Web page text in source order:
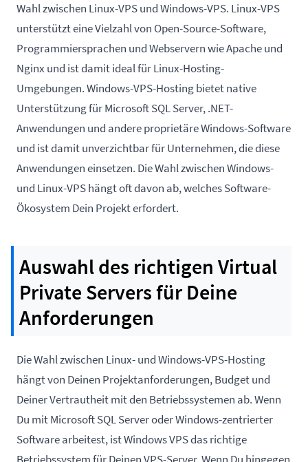
Wahl zwischen Linux-VPS und Windows-VPS. Linux-VPS
unterstützt eine Vielzahl von Open-Source-Software,
Programmiersprachen und Webservern wie Apache und
Nginx und ist damit ideal für Linux-Hosting-
Umgebungen. Windows-VPS-Hosting bietet native
Unterstützung für Microsoft SQL Server, .NET-
Anwendungen und andere proprietäre Windows-Software
und ist damit unverzichtbar für Unternehmen, die diese
Anwendungen einsetzen. Die Wahl zwischen Windows-
und Linux-VPS hängt oft davon ab, welches Software-
Ökosystem Dein Projekt erfordert.
Auswahl des richtigen Virtual
Private Servers für Deine
Anforderungen
Die Wahl zwischen Linux- und Windows-VPS-Hosting
hängt von Deinen Projektanforderungen, Budget und
Deiner Vertrautheit mit den Betriebssystemen ab. Wenn
Du mit Microsoft SQL Server oder Windows-zentrierter
Software arbeitest, ist Windows VPS das richtige